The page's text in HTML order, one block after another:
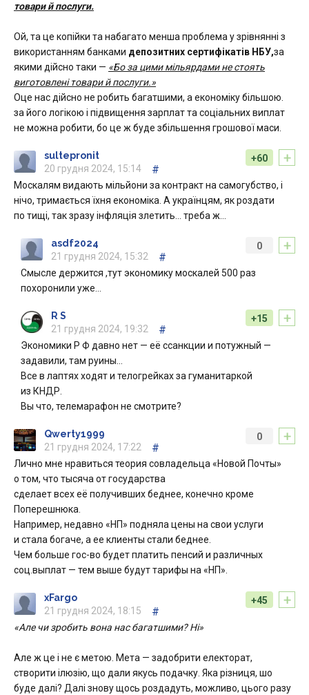
товари й послуги.
Ой, та це копійки та набагато менша проблема у зрівнянні з
використанням банками депозитних сертифікатів НБУ,за
якими дійсно таки — «Бо за цими мільярдами не стоять
виготовлені товари й послуги.»
Оце нас дійсно не робить багатшими, а економіку більшою.
за його логікою і підвищення зарплат та соціальних виплат
не можна робити, бо це ж буде збільшення грошової маси.
+
+60
sultepronit
20 грудня 2024, 15:14
#
Москалям видають мільйони за контракт на самогубство, і
нічо, тримається їхня економіка. А українцям, як роздати
по тищі, так зразу інфляція злетить… треба ж…
+
0
asdf2024
21 грудня 2024, 15:32
#
Смысле держится ,тут экономику москалей 500 раз
похоронили уже…
+
+15
R S
21 грудня 2024, 19:32
#
Экономики Р Ф давно нет — её ссанкции и потужный —
задавили, там руины…
Все в лаптях ходят и телогрейках за гуманитаркой
из КНДР.
Вы что, телемарафон не смотрите?
+
0
Qwerty1999
21 грудня 2024, 17:22
#
Лично мне нравиться теория совладельца «Новой Почты»
о том, что тысяча от государства
сделает всех её получивших беднее, конечно кроме
Поперешнюка.
Например, недавно «НП» подняла цены на свои услуги
и стала богаче, а ее клиенты стали беднее.
Чем больше гос-во будет платить пенсий и различных
соц.выплат — тем выше будут тарифы на «НП».
+
+45
xFargo
21 грудня 2024, 18:15
#
«Але чи зробить вона нас багатшими? Ні»
Але ж це і не є метою. Мета — задобрити електорат,
створити ілюзію, що дали якусь подачку. Яка різниця, шо
буде далі? Далі знову щось роздадуть, можливо, цього разу